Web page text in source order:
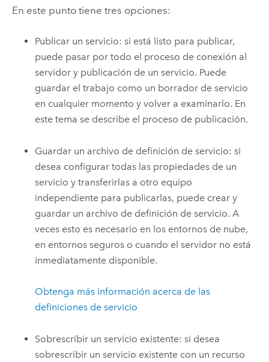
En este punto tiene tres opciones:
Publicar un servicio: si está listo para publicar,
puede pasar por todo el proceso de conexión al
servidor y publicación de un servicio. Puede
guardar el trabajo como un borrador de servicio
en cualquier momento y volver a examinarlo. En
este tema se describe el proceso de publicación.
Guardar un archivo de definición de servicio: si
desea configurar todas las propiedades de un
servicio y transferirlas a otro equipo
independiente para publicarlas, puede crear y
guardar un archivo de definición de servicio. A
veces esto es necesario en los entornos de nube,
en entornos seguros o cuando el servidor no está
inmediatamente disponible.
Obtenga más información acerca de las
definiciones de servicio
Sobrescribir un servicio existente: si desea
sobrescribir un servicio existente con un recurso